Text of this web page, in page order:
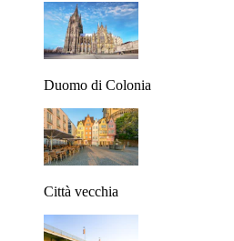
Duomo di Colonia
Città vecchia